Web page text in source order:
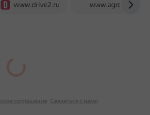
www.drive2.ru www.agrorisk.ru
соглашение Связаться с нами